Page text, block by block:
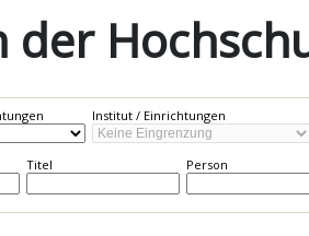
der
Institut / Einrichtungen
Titel Person